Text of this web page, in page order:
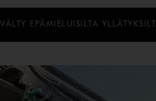
VÄLTY EPÄMIELUISILTA